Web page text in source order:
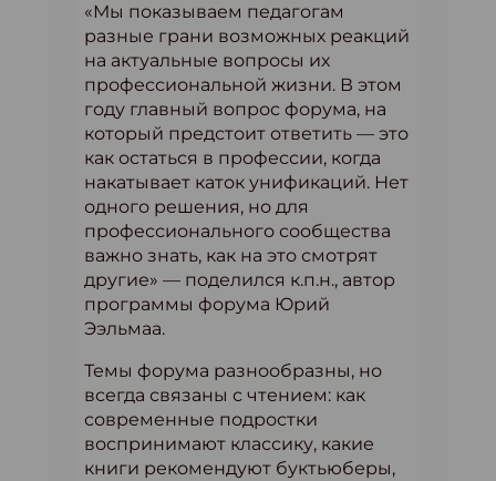
«Мы показываем педагогам
разные грани возможных реакций
на актуальные вопросы их
профессиональной жизни. В этом
году главный вопрос форума, на
который предстоит ответить — это
как остаться в профессии, когда
накатывает каток унификаций. Нет
одного решения, но для
профессионального сообщества
важно знать, как на это смотрят
другие» — поделился к.п.н., автор
программы форума Юрий
Ээльмаа.
Темы форума разнообразны, но
всегда связаны с чтением: как
современные подростки
воспринимают классику, какие
книги рекомендуют буктьюберы,